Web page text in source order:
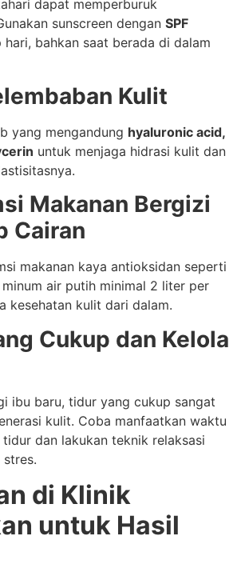
dapat memperburuk
sunscreen dengan SPF
hari, bahkan saat berada di dalam
Kulit
yang mengandung hyaluronic acid,
untuk menjaga hidrasi kulit dan
Makanan Bergizi
Cairan
makanan kaya antioksidan seperti
air putih minimal 2 liter per
kesehatan kulit dari dalam.
Cukup dan Kelola
ibu baru, tidur yang cukup sangat
kulit. Coba manfaatkan waktu
dan lakukan teknik relaksasi
di Klinik
untuk Hasil